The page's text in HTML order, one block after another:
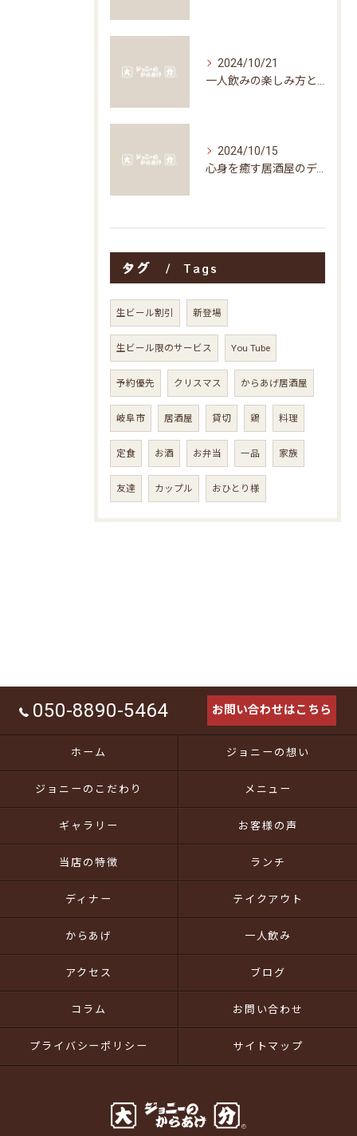
2024/10/21
2024/10/15
心身を癒す居酒屋のディナータイムの楽しみ方
タグ Tags
生ビール割引 新登場
生ビール限のサービス You Tube
予約優先 クリスマス からあげ居酒屋
岐阜市 居酒屋 貸切 鶏 料理
定食 お酒 お弁当 一品 家族
友達 カップル おひとり様
050-8890-5464 お問い合わせはこちら
ホーム ジョニーの想い
ジョニーのこだわり メニュー
ギャラリー お客様の声
当店の特徴 ランチ
ディナー テイクアウト
からあげ 一人飲み
アクセス ブログ
コラム お問い合わせ
プライバシーポリシー サイトマップ